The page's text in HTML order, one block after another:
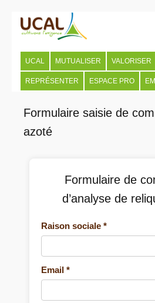
UCAL MUTUALISER VALORISER
REPRÉSENTER ESPACE PRO
Formulaire saisie de
azoté
Formulaire de
d’analyse de
Raison sociale *
Email *